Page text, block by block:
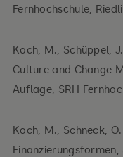
Fernhochschule,
Koch, M., Schüppel,
Culture and Change
Auflage, SRH
Koch, M., Schneck,